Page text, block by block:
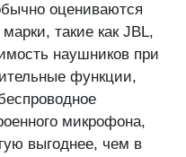
оцениваются
такие как JBL,
наушников при
функции,
микрофона,
выгоднее, чем в